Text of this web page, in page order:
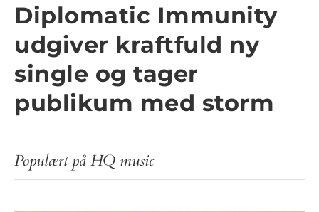
Diplomatic Immunity
udgiver kraftfuld ny
single og tager
publikum med storm
Populært på HQ music